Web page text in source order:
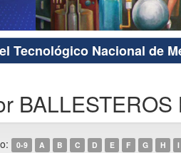
Tecnológico Nacional de
0-9 A B C D E F G H I